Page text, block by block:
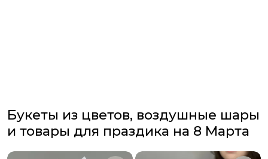
Букеты из цветов, воздушные шары
и товары для праздика на 8 Марта